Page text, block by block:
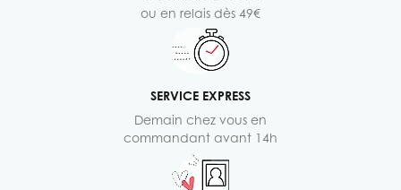
ou en relais dès 49€
SERVICE EXPRESS
Demain chez vous en
commandant avant 14h